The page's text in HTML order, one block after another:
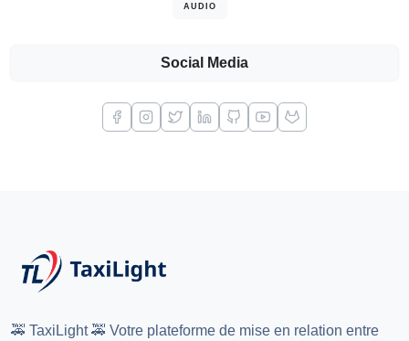
AUDIO
Social Media
🚕 TaxiLight 🚕 Votre plateforme de mise en relation entre